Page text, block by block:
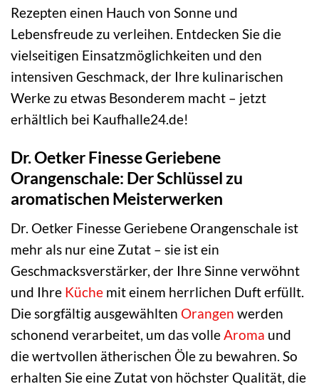
Rezepten einen Hauch von Sonne und
Lebensfreude zu verleihen. Entdecken Sie die
vielseitigen Einsatzmöglichkeiten und den
intensiven Geschmack, der Ihre kulinarischen
Werke zu etwas Besonderem macht – jetzt
erhältlich bei Kaufhalle24.de!
Dr. Oetker Finesse Geriebene
Orangenschale: Der Schlüssel zu
aromatischen Meisterwerken
Dr. Oetker Finesse Geriebene Orangenschale ist
mehr als nur eine Zutat – sie ist ein
Geschmacksverstärker, der Ihre Sinne verwöhnt
und Ihre Küche mit einem herrlichen Duft erfüllt.
Die sorgfältig ausgewählten Orangen werden
schonend verarbeitet, um das volleAroma und
die wertvollen ätherischen Öle zu bewahren. So
erhalten Sie eine Zutat von höchster Qualität, die